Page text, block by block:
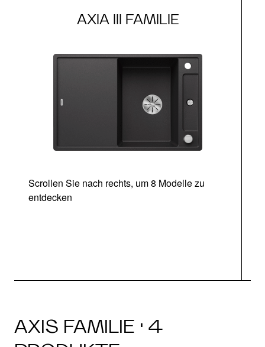
AXIA III FAMILIE
Scrollen Sie nach rechts, um 8 Modelle zu
entdecken
AXIS FAMILIE · 4